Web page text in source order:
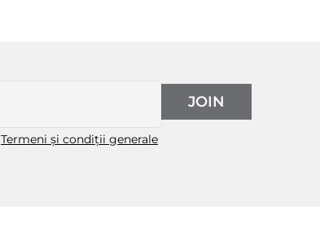
Termeni și condiții generale
JOIN